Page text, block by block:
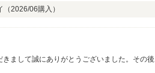
（2026/06購入）
まして誠にありがとうございました。その